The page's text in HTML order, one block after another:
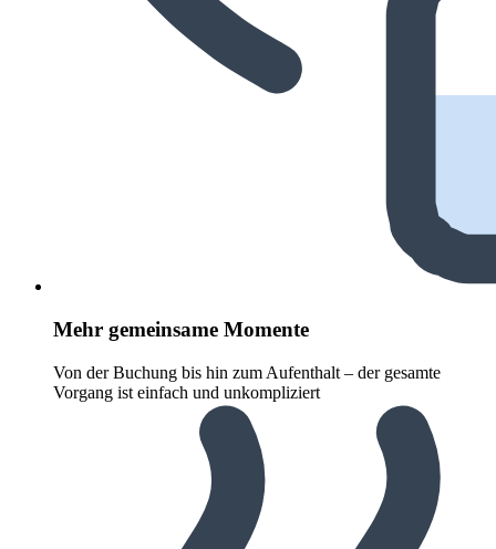
Mehr gemeinsame Momente
Von der Buchung bis hin zum Aufenthalt – der gesamte
Vorgang ist einfach und unkompliziert